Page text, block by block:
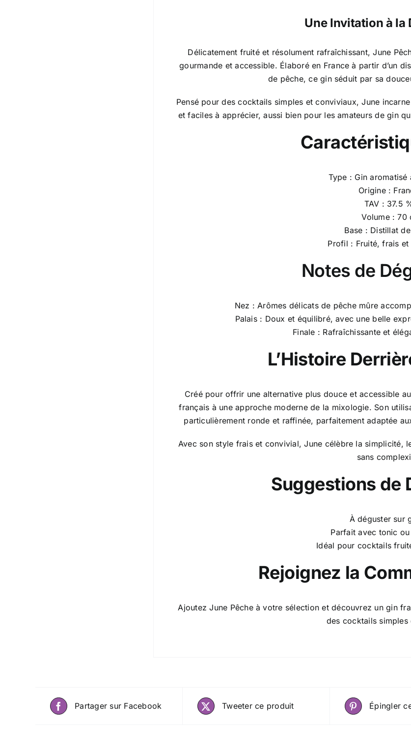
Une Invitation à la
Délicatement fruité et résolument rafraîchissant, June
gourmande et accessible. Élaboré en France à partir d’un
de pêche, ce gin séduit par sa
Pensé pour des cocktails simples et conviviaux, June
et faciles à apprécier, aussi bien pour les amateurs de gin
Type : Gin aromatisé
Origine :
TAV : 37.5
Volume : 70
Base : Distillat
Profil : Fruité, frais et
Notes de
Nez : Arômes délicats de pêche mûre
Palais : Doux et équilibré, avec une belle
Finale : Rafraîchissante et
L’Histoire
Créé pour offrir une alternative plus douce et accessible
français à une approche moderne de la mixologie. Son
particulièrement ronde et raffinée, parfaitement adaptée
Avec son style frais et convivial, June célèbre la simplicité,
sans
Suggestions de
À déguster sur
Parfait avec tonic
Idéal pour cocktails
Rejoignez la
Ajoutez June Pêche à votre sélection et découvrez un gin
des cocktails simples
Partager sur Facebook Tweeter ce produit Épingler